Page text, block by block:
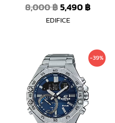
8,000฿5,490฿
EDIFICE
-39%
Original
price
was:
6,900 ฿.
Current
price